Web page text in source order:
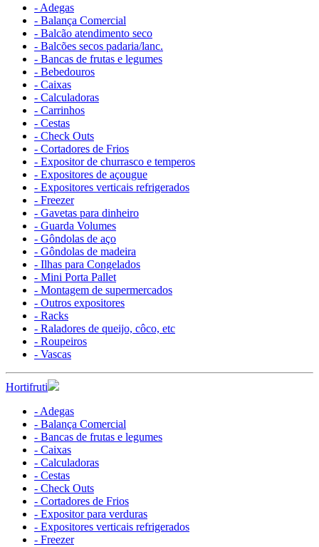
- Adegas
- Balança Comercial
- Balcão atendimento seco
- Balcões secos padaria/lanc.
- Bancas de frutas e legumes
- Bebedouros
- Caixas
- Calculadoras
- Carrinhos
- Cestas
- Check Outs
- Cortadores de Frios
- Expositor de churrasco e temperos
- Expositores de açougue
- Expositores verticais refrigerados
- Freezer
- Gavetas para dinheiro
- Guarda Volumes
- Gôndolas de aço
- Gôndolas de madeira
- Ilhas para Congelados
- Mini Porta Pallet
- Montagem de supermercados
- Outros expositores
- Racks
- Raladores de queijo, côco, etc
- Roupeiros
- Vascas
Hortifruti
- Adegas
- Balança Comercial
- Bancas de frutas e legumes
- Caixas
- Calculadoras
- Cestas
- Check Outs
- Cortadores de Frios
- Expositor para verduras
- Expositores verticais refrigerados
- Freezer